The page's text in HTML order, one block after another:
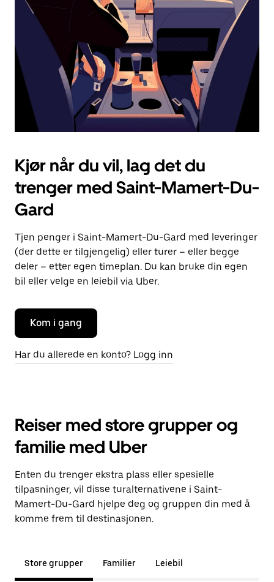
kalenderen.
Kjør når du vil, lag det du
trenger med Saint-Mamert-Du-
Gard
Tjen penger i Saint-Mamert-Du-Gard med leveringer
(der dette er tilgjengelig) eller turer – eller begge
deler – etter egen timeplan. Du kan bruke din egen
bil eller velge en leiebil via Uber.
Kom i gang
Har du allerede en konto? Logg inn
Reiser med store grupper og
familie med Uber
Enten du trenger ekstra plass eller spesielle
tilpasninger, vil disse turalternativene i Saint-
Mamert-Du-Gard hjelpe deg og gruppen din med å
komme frem til destinasjonen.
Store grupper Familier Leiebil